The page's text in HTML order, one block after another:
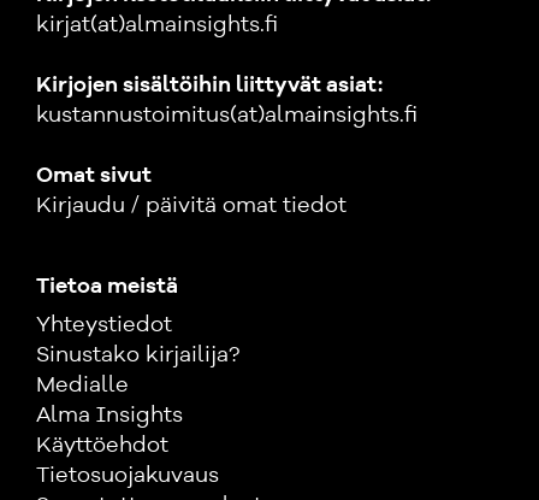
kirjat(at)almainsights.fi
Kirjojen sisältöihin liittyvät asiat:
kustannustoimitus(at)almainsights.fi
Omat sivut
Kirjaudu / päivitä omat tiedot
Tietoa meistä
Yhteystiedot
Sinustako kirjailija?
Medialle
Alma Insights
Käyttöehdot
Tietosuojakuvaus